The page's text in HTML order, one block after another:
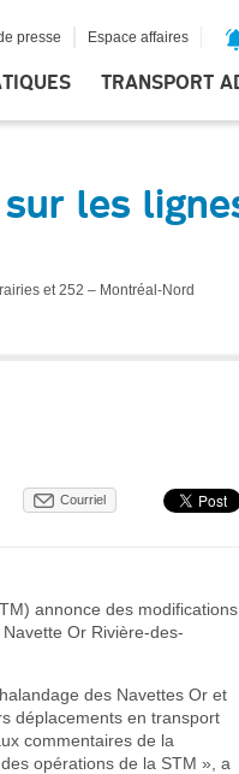
TRANSPORT
presse Espace affaires
les
et 252 – Montréal-Nord
Courriel
annonce des modifications
Or Rivière-des-
des Navettes Or et
déplacements en transport
commentaires de la
opérations de la STM », a